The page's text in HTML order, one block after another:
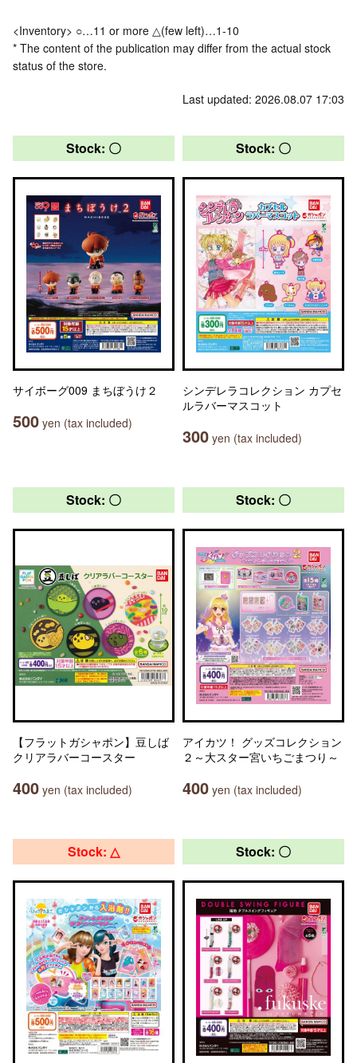
<Inventory> ○…11 or more △(few left)…1-10
* The content of the publication may differ from the actual stock
status of the store.
Last updated: 2026.08.07 17:03
Stock: 〇
サイボーグ009 まちぼうけ２
500 yen (tax included)
Stock: 〇
シンデレラコレクション カプセ
ルラバーマスコット
300 yen (tax included)
Stock: 〇
【フラットガシャポン】豆しば
クリアラバーコースター
400 yen (tax included)
Stock: 〇
アイカツ！ グッズコレクション
２～大スター宮いちごまつり～
400 yen (tax included)
Stock: △ Stock: 〇